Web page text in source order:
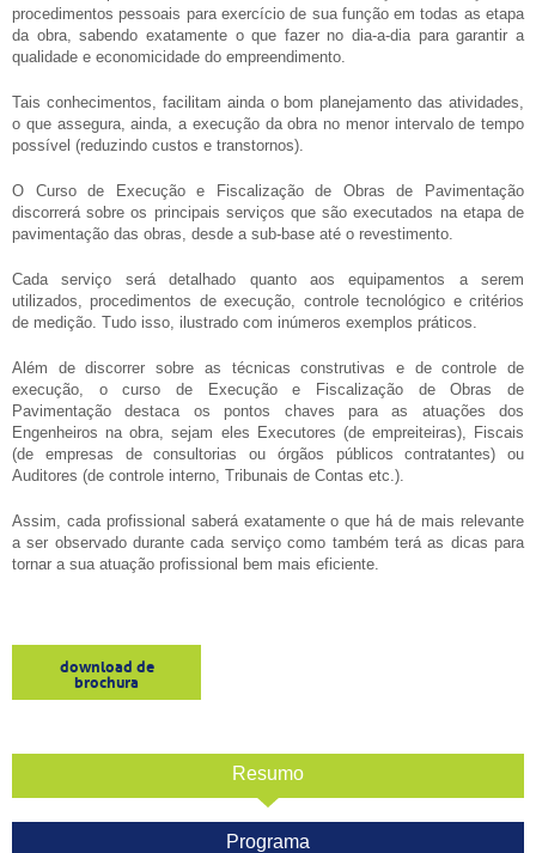
procedimentos pessoais para exercício de sua função em todas as etapa
da obra, sabendo exatamente o que fazer no dia-a-dia para garantir a
qualidade e economicidade do empreendimento.
Tais conhecimentos, facilitam ainda o bom planejamento das atividades,
o que assegura, ainda, a execução da obra no menor intervalo de tempo
possível (reduzindo custos e transtornos).
O Curso de Execução e Fiscalização de Obras de Pavimentação
discorrerá sobre os principais serviços que são executados na etapa de
pavimentação das obras, desde a sub-base até o revestimento.
Cada serviço será detalhado quanto aos equipamentos a serem
utilizados, procedimentos de execução, controle tecnológico e critérios
de medição. Tudo isso, ilustrado com inúmeros exemplos práticos.
Além de discorrer sobre as técnicas construtivas e de controle de
execução, o curso de Execução e Fiscalização de Obras de
Pavimentação destaca os pontos chaves para as atuações dos
Engenheiros na obra, sejam eles Executores (de empreiteiras), Fiscais
(de empresas de consultorias ou órgãos públicos contratantes) ou
Auditores (de controle interno, Tribunais de Contas etc.).
Assim, cada profissional saberá exatamente o que há de mais relevante
a ser observado durante cada serviço como também terá as dicas para
tornar a sua atuação profissional bem mais eficiente.
download de
brochura
Resumo
Programa